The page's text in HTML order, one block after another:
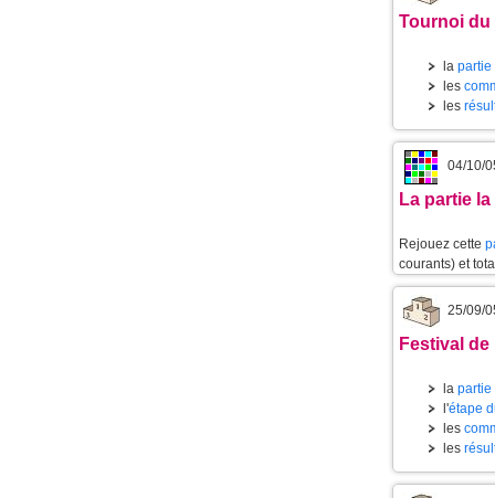
Tournoi du
la partie
les
les
04/10/
La partie
Rejouez cette
courants) et
25/09/
Festival de
la partie
l'étape
les
les